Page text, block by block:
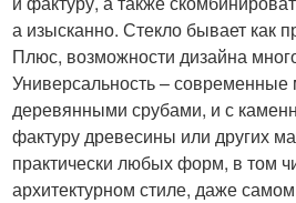
а изысканно. Стекло бывает как
Плюс, возможности дизайна
Универсальность – современные
деревянными срубами, и с
фактуру древесины или других
практически любых форм, в том
архитектурном стиле, даже